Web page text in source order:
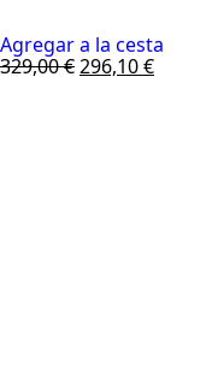
Agregar a la cesta
329,00€296,10€